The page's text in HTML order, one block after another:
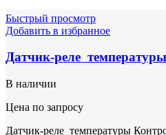
Быстрый просмотр
Добавить в избранное
Датчик-реле
В наличии
Цена по запросу
Датчик-реле температуры